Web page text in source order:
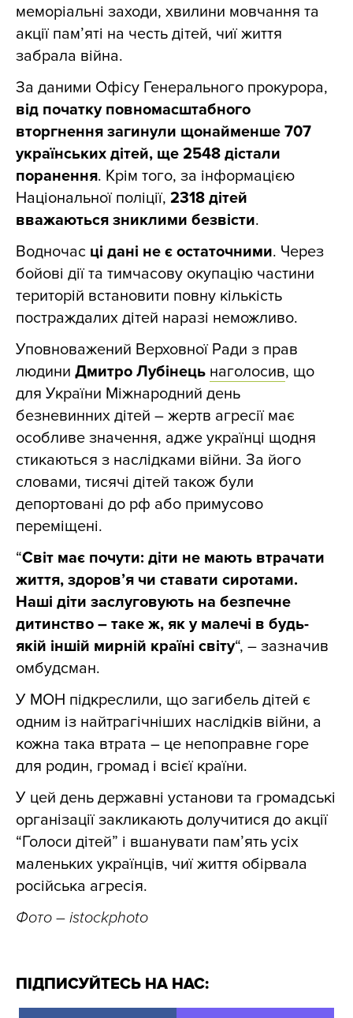
меморіальні заходи, хвилини мовчання та
акції пам’яті на честь дітей, чиї життя
забрала війна.
За даними Офісу Генерального прокурора,
від початку повномасштабного
вторгнення загинули щонайменше 707
українських дітей, ще 2548 дістали
поранення. Крім того, за інформацією
Національної поліції, 2318 дітей
вважаються зниклими безвісти.
Водночас ці дані не є остаточними. Через
бойові дії та тимчасову окупацію частини
територій встановити повну кількість
постраждалих дітей наразі неможливо.
Уповноважений Верховної Ради з прав
людини Дмитро Лубінець наголосив, що
для України Міжнародний день
безневинних дітей – жертв агресії має
особливе значення, адже українці щодня
стикаються з наслідками війни. За його
словами, тисячі дітей також були
депортовані до рф або примусово
переміщені.
“Світ має почути: діти не мають втрачати
життя, здоров’я чи ставати сиротами.
Наші діти заслуговують на безпечне
дитинство – таке ж, як у малечі в будь-
якій іншій мирній країні світу“, – зазначив
омбудсман.
У МОН підкреслили, що загибель дітей є
одним із найтрагічніших наслідків війни, а
кожна така втрата – це непоправне горе
для родин, громад і всієї країни.
У цей день державні установи та громадські
організації закликають долучитися до акції
“Голоси дітей” і вшанувати пам’ять усіх
маленьких українців, чиї життя обірвала
російська агресія.
Фото – istockphoto
ПІДПИСУЙТЕСЬ НА НАС: